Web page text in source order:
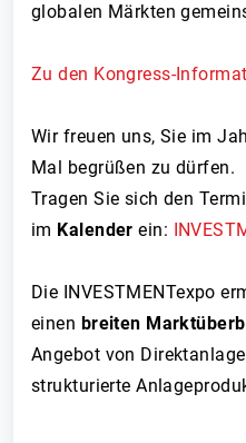
globalen Märkten
Zu den Kongress-
Wir freuen uns, Sie im
Mal begrüßen zu dürfen.
Tragen Sie sich den
im Kalenderein:
Die INVESTMENTexpo
einen breiten
Angebot von
strukturierte